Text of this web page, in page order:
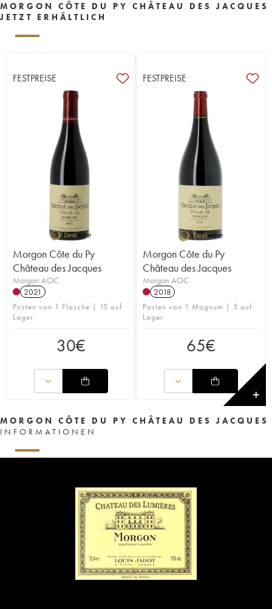
MORGON CÔTE DU PY CHÂTEAU DES JACQUES
JETZT ERHÄLTLICH
FESTPREISE
Morgon Côte du Py
Château des Jacques
Morgon AOC
2021
Posten von 1 Flasche | 15 auf
Lager
30€
FESTPREISE
Morgon Côte du Py
Château des Jacques
Morgon AOC
2018
Posten von 1 Magnum | 5 auf
Lager
65€
✕
MORGON CÔTE DU PY CHÂTEAU DES JACQUES
INFORMATIONEN